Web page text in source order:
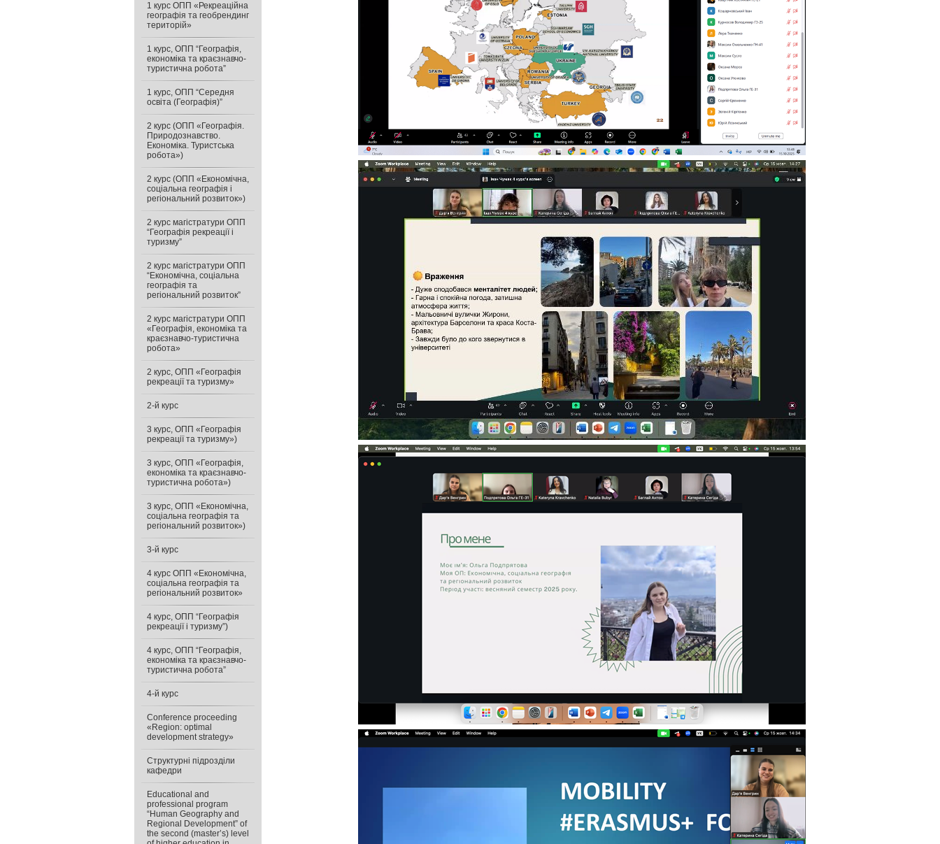
1 курс ОПП «Рекреаційна
географія та геобрендинг
територій»
1 курс, ОПП “Географія,
економіка та краєзнавчо-
туристична робота”
1 курс, ОПП “Середня
освіта (Географія)”
2 курс (ОПП «Географія.
Природознавство.
Економіка. Туристська
робота»)
2 курс (ОПП «Економічна,
соціальна географія і
регіональний розвиток»)
2 курс магістратури ОПП
“Географія рекреації і
туризму”
2 курс магістратури ОПП
“Економічна, соціальна
географія та
регіональний розвиток”
2 курс магістратури ОПП
«Географія, економіка та
краєзнавчо-туристична
робота»
2 курс, ОПП «Географія
рекреації та туризму»
2-й курс
3 курс, ОПП «Географія
рекреації та туризму»)
3 курс, ОПП «Географія,
економіка та краєзнавчо-
туристична робота»)
3 курс, ОПП «Економічна,
соціальна географія та
регіональний розвиток»)
3-й курс
4 курс ОПП «Економічна,
соціальна географія та
регіональний розвиток»
4 курс, ОПП “Географія
рекреації і туризму”)
4 курс, ОПП “Географія,
економіка та краєзнавчо-
туристична робота”
4-й курс
Conference proceeding
«Region: optimal
development strategy»
Cтруктурні підрозділи
кафедри
Educational and
professional program
“Human Geography and
Regional Development” of
the second (master’s) level